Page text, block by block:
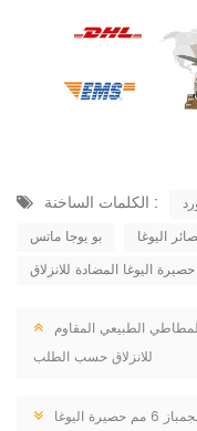
الكلمات الساخنة :
بو يوجا ماتس
اليوغا
حصيرة اليوغا المضادة للانزلاق
الطبيعي المقاوم
للانزلاق حسب الطلب
شعار لون موك منخفض مخصص الجمباز 6 مم حصيرة اليوغا